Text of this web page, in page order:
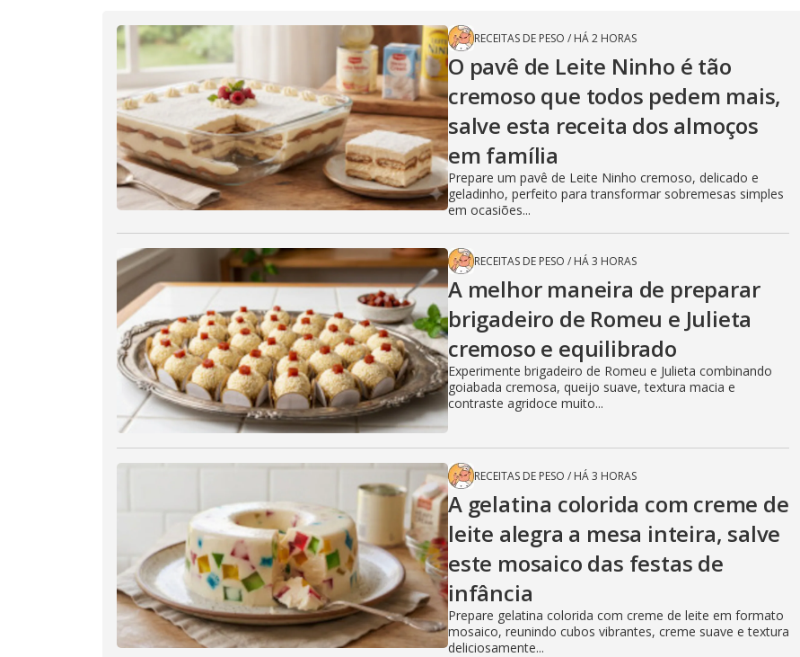
RECEITAS DE PESO / HÁ 2 HORAS
O pavê de Leite Ninho é tão
cremoso que todos pedem mais,
salve esta receita dos almoços
em família
Prepare um pavê de Leite Ninho cremoso, delicado e
geladinho, perfeito para transformar sobremesas simples
em ocasiões...
RECEITAS DE PESO / HÁ 3 HORAS
A melhor maneira de preparar
brigadeiro de Romeu e Julieta
cremoso e equilibrado
Experimente brigadeiro de Romeu e Julieta combinando
goiabada cremosa, queijo suave, textura macia e
contraste agridoce muito...
RECEITAS DE PESO / HÁ 3 HORAS
A gelatina colorida com creme de
leite alegra a mesa inteira, salve
este mosaico das festas de
infância
Prepare gelatina colorida com creme de leite em formato
mosaico, reunindo cubos vibrantes, creme suave e textura
deliciosamente...